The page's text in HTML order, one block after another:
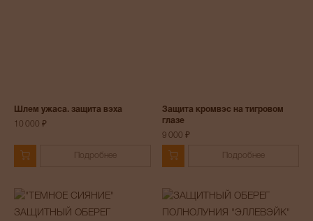
Шлем ужаса. защита вэха
10 000 ₽
Подробнее
Защита кромвэс на тигровом
глазе
9 000 ₽
Подробнее